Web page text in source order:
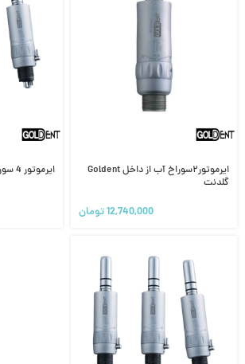
ایرموتور۲سوراخ آب از داخل Goldent
گلدنت
12,740,000تومان
ایرموتور 4 سوراخ گلدنت Goldent